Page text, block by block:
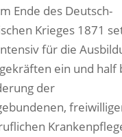
Ende des Deutsch-
Krieges 1871
für die
ein und half
der